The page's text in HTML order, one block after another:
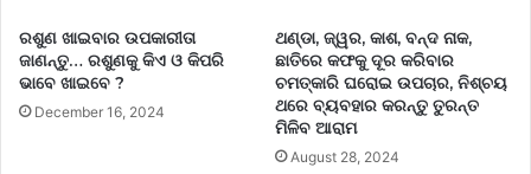
ରଶୁଣ ଖାଇବାର ଉପକାରୀତା
ଜାଣନ୍ତୁ… ରଶୁଣକୁ କିଏ ଓ କିପରି
ଭାବେ ଖାଇବେ ?
December 16, 2024
ଥଣ୍ଡା, ଜ୍ୱର, କାଶ, ବନ୍ଦ ନାକ,
ଛାତିରେ କଫକୁ ଦୂର କରିବାର
ଚମତ୍କାରି ଘରୋଇ ଉପଚାର, ନିଶ୍ଚୟ
ଥରେ ବ୍ୟବହାର କରନ୍ତୁ ତୁରନ୍ତ
ମିଳିବ ଆରାମ
August 28, 2024